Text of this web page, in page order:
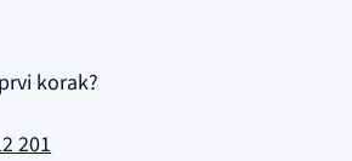
korak?
201